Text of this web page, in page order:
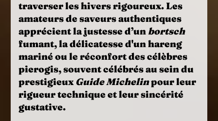
traverser les hivers rigoureux. Les
amateurs de saveurs authentiques
apprécient la justesse d’un bortsch
fumant, la délicatesse d'un hareng
mariné ou le réconfort des célèbres
pierogis, souvent célébrés au sein du
prestigieux Guide Michelinpour leur
rigueur technique et leur sincérité
gustative.